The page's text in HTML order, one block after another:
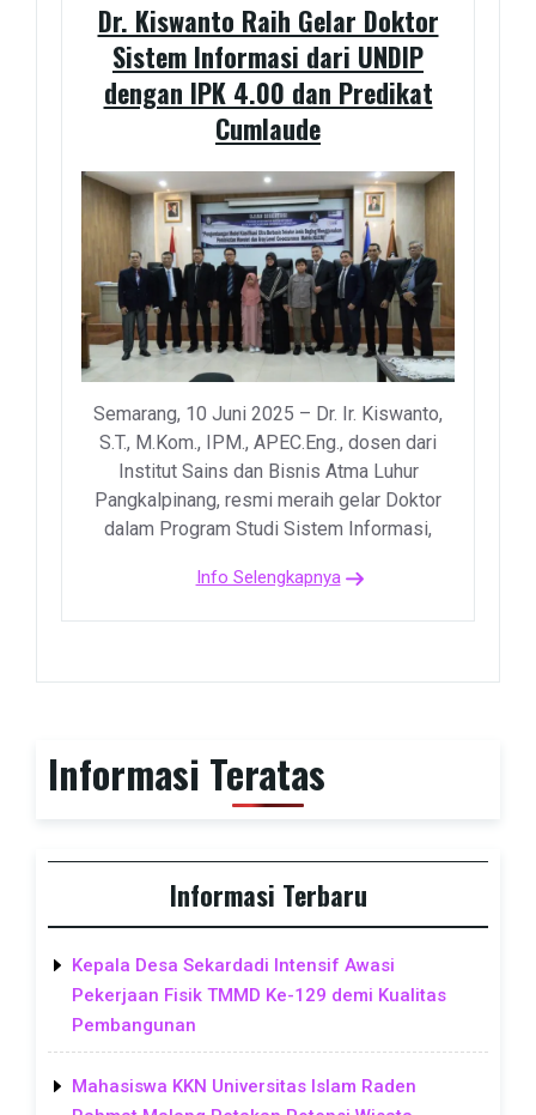
Dr. Kiswanto Raih Gelar Doktor
Sistem Informasi dari UNDIP
dengan IPK 4.00 dan Predikat
Cumlaude
Semarang, 10 Juni 2025 – Dr. Ir. Kiswanto,
S.T., M.Kom., IPM., APEC.Eng., dosen dari
Institut Sains dan Bisnis Atma Luhur
Pangkalpinang, resmi meraih gelar Doktor
dalam Program Studi Sistem Informasi,
Info Selengkapnya
Informasi Teratas
Informasi Terbaru
Kepala Desa Sekardadi Intensif Awasi
Pekerjaan Fisik TMMD Ke-129 demi Kualitas
Pembangunan
Mahasiswa KKN Universitas Islam Raden